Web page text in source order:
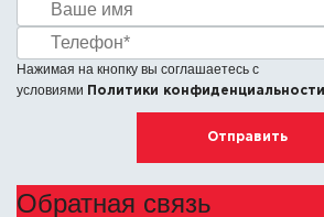
Нажимая на кнопку вы соглашаетесь с
условиями
Политики конфиденциальности
Отправить
Обратная связь